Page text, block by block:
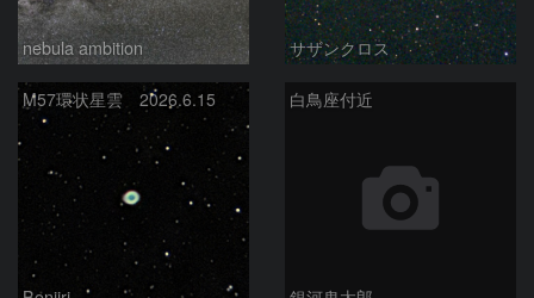
nebula ambition サザンクロス
M57環状星雲 2026.6.15 白鳥座付近